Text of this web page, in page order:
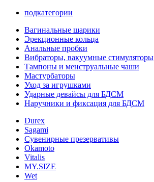
подкатегории
Вагинальные шарики
Эрекционные кольца
Анальные пробки
Вибраторы, вакуумные стимуляторы
Тампоны и менструальные чаши
Мастурбаторы
Уход за игрушками
Ударные девайсы для БДСМ
Наручники и фиксация для БДСМ
Durex
Sagami
Сувенирные презервативы
Okamoto
Vitalis
MY.SIZE
Wet